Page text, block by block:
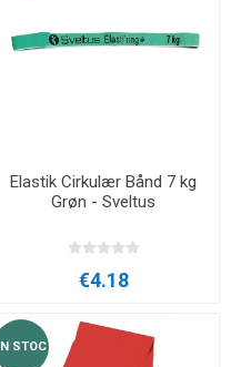
Elastik Cirkulær Bånd 7 kg
Grøn - Sveltus
€4.18
IN STOC